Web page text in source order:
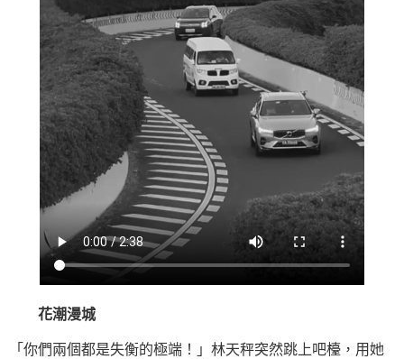
花潮漫城
「你們兩個都是失衡的極端！」林天秤突然跳上吧檯，用她